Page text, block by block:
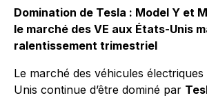
Domination de Tesla : Model Y et
le marché des VE aux États-Unis
ralentissement trimestriel
Le marché des véhicules
Unis continue d’être dominé par